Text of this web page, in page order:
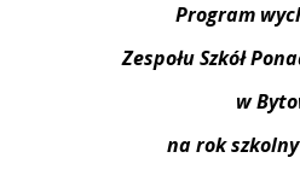
Program
Zespołu Szkół
w
na rok